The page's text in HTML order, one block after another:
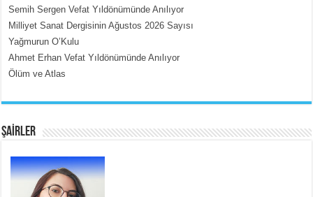
Semih Sergen Vefat Yıldönümünde Anılıyor
Milliyet Sanat Dergisinin Ağustos 2026 Sayısı
Yağmurun O’Kulu
Ahmet Erhan Vefat Yıldönümünde Anılıyor
Ölüm ve Atlas
ŞAİRLER